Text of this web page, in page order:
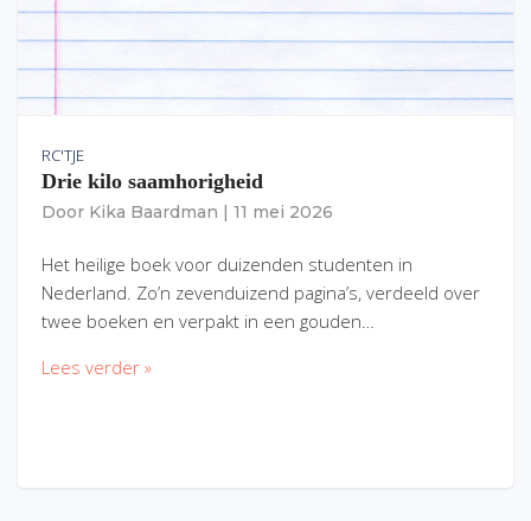
RC'TJE
Drie kilo saamhorigheid
Door Kika Baardman 11 mei 2026
Het heilige boek voor duizenden studenten in
Nederland. Zo’n zevenduizend pagina’s, verdeeld over
twee boeken en verpakt in een gouden…
Lees verder »